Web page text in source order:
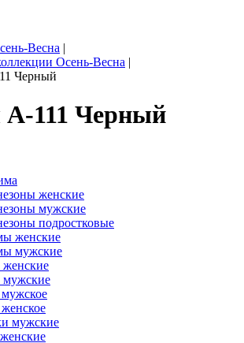
Весна |
Осень-Весна |
Черный
111 Черный
женские
мужские
подростковые
женские
мужские
женские
мужские
мужские